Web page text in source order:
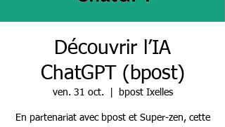
Découvrir l’IA
ChatGPT (bpost)
ven. 31 oct. bpost Ixelles
En partenariat avec bpost et Super-zen, cette